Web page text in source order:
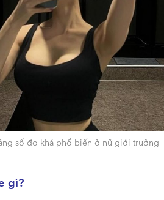
số đo khá phổ biến ở nữ giới trưởng
gì?